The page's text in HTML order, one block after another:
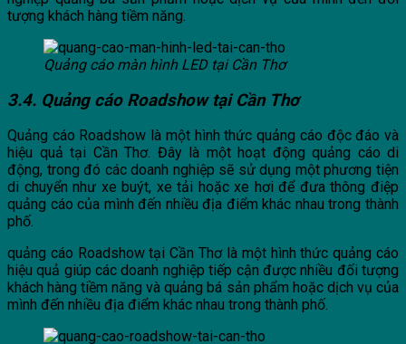
tượng khách hàng tiềm năng.
Quảng cáo màn hình LED tại Cần Thơ
3.4. Quảng cáo Roadshow tại Cần Thơ
Quảng cáo Roadshow là một hình thức quảng cáo độc đáo và
hiệu quả tại Cần Thơ. Đây là một hoạt động quảng cáo di
động, trong đó các doanh nghiệp sẽ sử dụng một phương tiện
di chuyển như xe buýt, xe tải hoặc xe hơi để đưa thông điệp
quảng cáo của mình đến nhiều địa điểm khác nhau trong thành
phố.
quảng cáo Roadshow tại Cần Thơ là một hình thức quảng cáo
hiệu quả giúp các doanh nghiệp tiếp cận được nhiều đối tượng
khách hàng tiềm năng và quảng bá sản phẩm hoặc dịch vụ của
mình đến nhiều địa điểm khác nhau trong thành phố.